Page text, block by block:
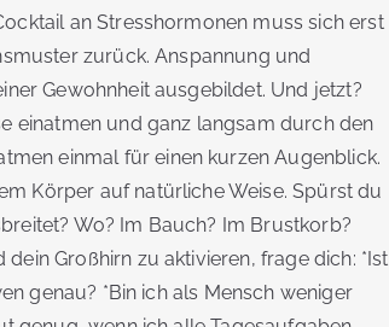
an Stresshormonen muss sich erst
zurück. Anspannung und
Gewohnheit ausgebildet. Und jetzt?
einatmen und ganz langsam durch den
einmal für einen kurzen Augenblick.
Körper auf natürliche Weise. Spürst du
Wo? Im Bauch? Im Brustkorb?
Großhirn zu aktivieren, frage dich: *Ist
genau? *Bin ich als Mensch weniger